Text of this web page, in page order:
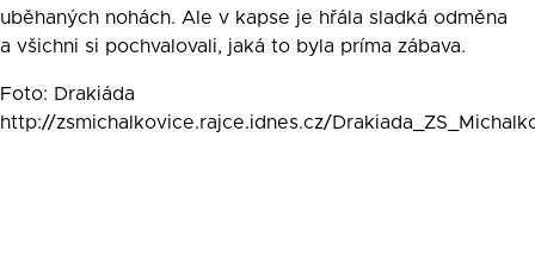
uběhaných nohách. Ale v kapse je hřála sladká odměna
a všichni si pochvalovali, jaká to byla príma zábava.
Foto: Drakiáda
http://zsmichalkovice.rajce.idnes.cz/